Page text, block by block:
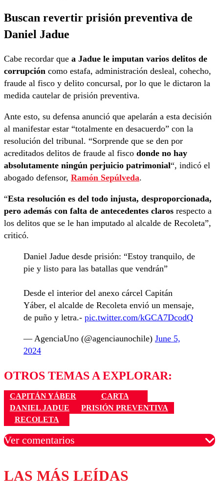
Buscan revertir prisión preventiva de
Daniel Jadue
Cabe recordar que a Jadue le imputan varios delitos de
corrupción como estafa, administración desleal, cohecho,
fraude al fisco y delito concursal, por lo que le dictaron la
medida cautelar de prisión preventiva.
Ante esto, su defensa anunció que apelarán a esta decisión
al manifestar estar “totalmente en desacuerdo” con la
resolución del tribunal. “Sorprende que se den por
acreditados delitos de fraude al fisco donde no hay
absolutamente ningún perjuicio patrimonial“, indicó el
abogado defensor, Ramón Sepúlveda.
“Esta resolución es del todo injusta, desproporcionada,
pero además con falta de antecedentes claros respecto a
los delitos que se le han imputado al alcalde de Recoleta”,
criticó.
Daniel Jadue desde prisión: “Estoy tranquilo, de
pie y listo para las batallas que vendrán”
Desde el interior del anexo cárcel Capitán
Yáber, el alcalde de Recoleta envió un mensaje,
de puño y letra.- pic.twitter.com/kGCA7DcodQ
— AgenciaUno (@agenciaunochile) June 5,
2024
OTROS TEMAS A EXPLORAR:
CAPITÁN YÁBER
CARTA
DANIEL JADUE
PRISIÓN PREVENTIVA
RECOLETA
Ver comentarios
Los comentarios son moderados para garantizar un
diálogo respetuoso.
LAS MÁS LEÍDAS